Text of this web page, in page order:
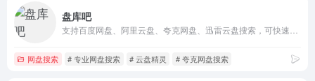
盘库吧
网盘搜索 # 专业网盘搜索 # 云盘精灵 # 夸克网盘搜索